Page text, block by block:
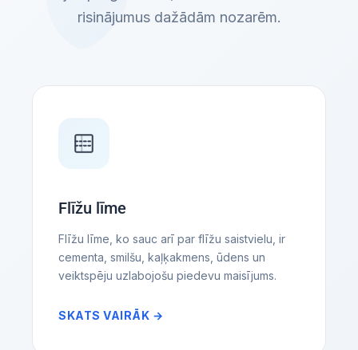
risinājumus dažādām nozarēm.
Flīžu līme
Flīžu līme, ko sauc arī par flīžu saistvielu, ir
cementa, smilšu, kaļķakmens, ūdens un
veiktspēju uzlabojošu piedevu maisījums.
SKATS VAIRĀK →